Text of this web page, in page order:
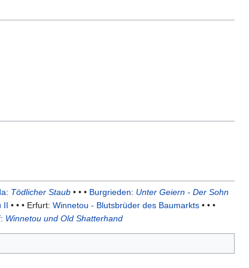
: Tödlicher Staub • • • Burgrieden: Unter Geiern - Der Sohn
II • • • Erfurt: Winnetou - Blutsbrüder des Baumarkts • • •
: Winnetou und Old Shatterhand